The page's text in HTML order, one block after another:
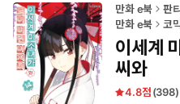
로
이
동
만화 e북
판
만화 e북
코
이세계
씨와
4.8 (398)